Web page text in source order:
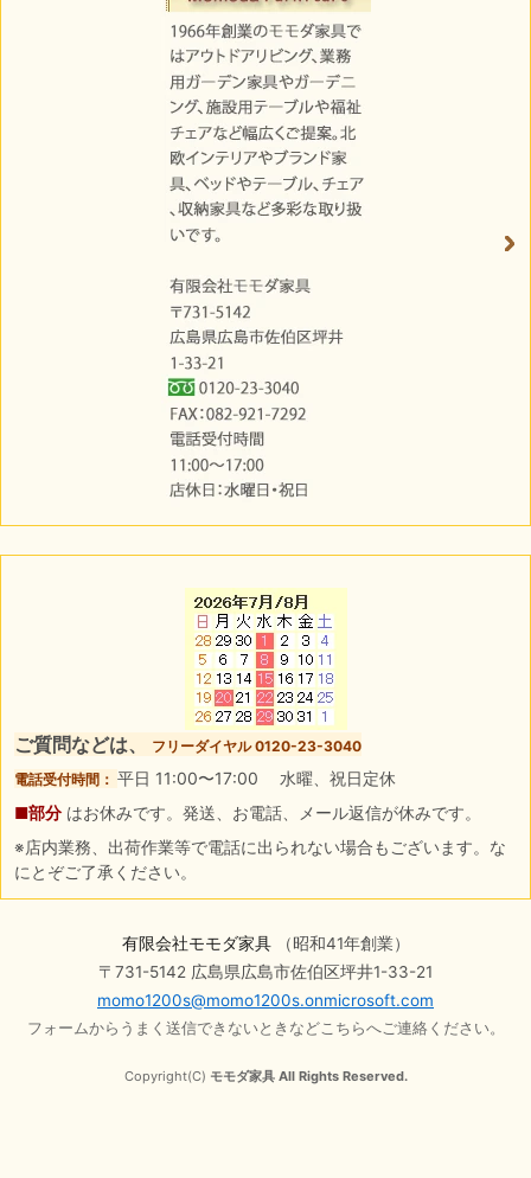
ご質問などは、
フリーダイヤル 0120-23-3040
電話受付時間： 平日 11:00〜17:00 水曜、祝日定休
■部分 はお休みです。発送、お電話、メール返信が休みです。
※店内業務、出荷作業等で電話に出られない場合もございます。な
にとぞご了承ください。
有限会社モモダ家具（昭和41年創業）
〒731-5142 広島県広島市佐伯区坪井1-33-21
momo1200s@momo1200s.onmicrosoft.com
フォームからうまく送信できないときなどこちらへご連絡ください。
Copyright(C) モモダ家具 All Rights Reserved.